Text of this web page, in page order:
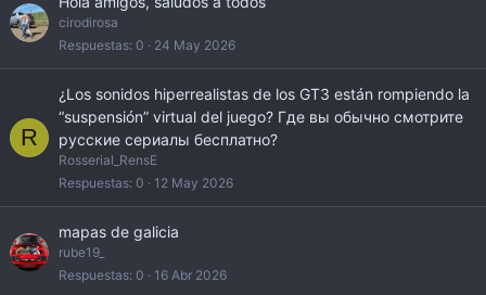
cirodirosa
Respuestas 0 24 May 2026
R
¿Los sonidos hiperrealistas de los GT3 están rompiendo la
“suspensión” virtual del juego? Где вы обычно смотрите
русские сериалы бесплатно?
Rosserial_RensE
Respuestas 0 12 May 2026
mapas de galicia
rube19_
Respuestas 0 16 Abr 2026